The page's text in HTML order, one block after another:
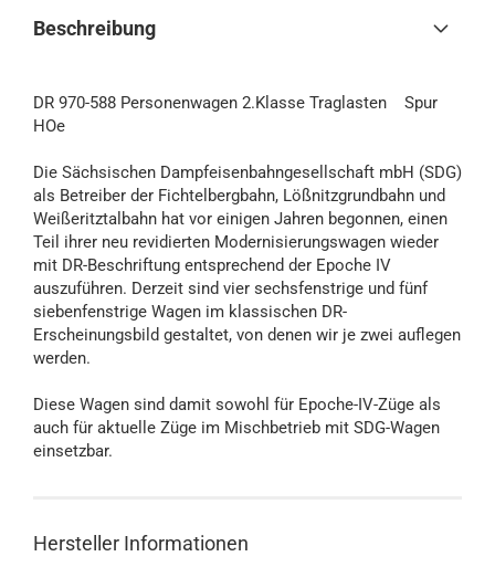
Beschreibung
DR 970-588 Personenwagen 2.Klasse Traglasten Spur
HOe
Die Sächsischen Dampfeisenbahngesellschaft mbH (SDG)
als Betreiber der Fichtelbergbahn, Lößnitzgrundbahn und
Weißeritztalbahn hat vor einigen Jahren begonnen, einen
Teil ihrer neu revidierten Modernisierungswagen wieder
mit DR-Beschriftung entsprechend der Epoche IV
auszuführen. Derzeit sind vier sechsfenstrige und fünf
siebenfenstrige Wagen im klassischen DR-
Erscheinungsbild gestaltet, von denen wir je zwei auflegen
werden.
Diese Wagen sind damit sowohl für Epoche-IV-Züge als
auch für aktuelle Züge im Mischbetrieb mit SDG-Wagen
einsetzbar.
Hersteller Informationen